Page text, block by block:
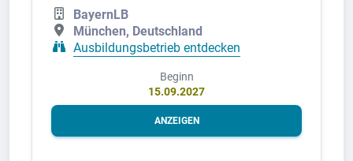
BayernLB
München, Deutschland
Ausbildungsbetrieb entdecken
Beginn
15.09.2027
ANZEIGEN